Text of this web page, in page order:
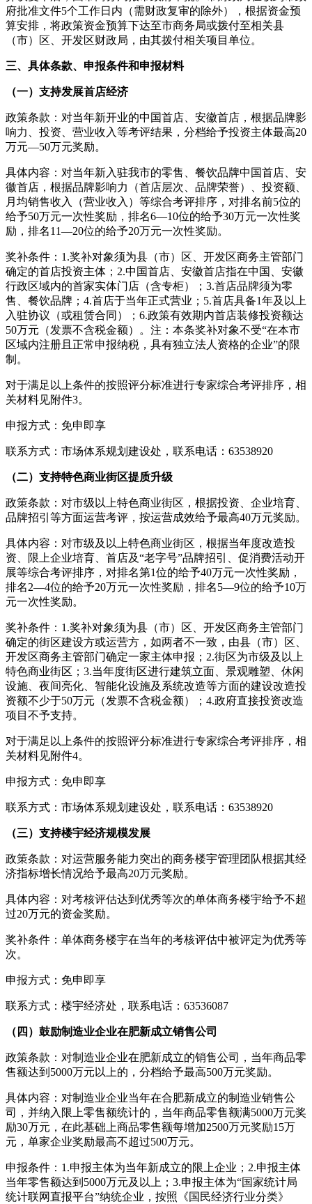
府批准文件5个工作日内（需财政复审的除外），根据资金预
算安排，将政策资金预算下达至市商务局或拨付至相关县
（市）区、开发区财政局，由其拨付相关项目单位。
三、具体条款、申报条件和申报材料
（一）支持发展首店经济
政策条款：对当年新开业的中国首店、安徽首店，根据品牌影
响力、投资、营业收入等考评结果，分档给予投资主体最高20
万元—50万元奖励。
具体内容：对当年新入驻我市的零售、餐饮品牌中国首店、安
徽首店，根据品牌影响力（首店层次、品牌荣誉）、投资额、
月均销售收入（营业收入）等综合考评排序，对排名前5位的
给予50万元一次性奖励，排名6—10位的给予30万元一次性奖
励，排名11—20位的给予20万元一次性奖励。
奖补条件：1.奖补对象须为县（市）区、开发区商务主管部门
确定的首店投资主体；2.中国首店、安徽首店指在中国、安徽
行政区域内的首家实体门店（含专柜）；3.首店品牌须为零
售、餐饮品牌；4.首店于当年正式营业；5.首店具备1年及以上
入驻协议（或租赁合同）；6.政策有效期内首店装修投资额达
50万元（发票不含税金额）。注：本条奖补对象不受“在本市
区域内注册且正常申报纳税，具有独立法人资格的企业”的限
制。
对于满足以上条件的按照评分标准进行专家综合考评排序，相
关材料见附件3。
申报方式：免申即享
联系方式：市场体系规划建设处，联系电话：63538920
（二）支持特色商业街区提质升级
政策条款：对市级以上特色商业街区，根据投资、企业培育、
品牌招引等方面运营考评，按运营成效给予最高40万元奖励。
具体内容：对市级及以上特色商业街区，根据当年度改造投
资、限上企业培育、首店及“老字号”品牌招引、促消费活动开
展等综合考评排序，对排名第1位的给予40万元一次性奖励，
排名2—4位的给予20万元一次性奖励，排名5—9位的给予10万
元一次性奖励。
奖补条件：1.奖补对象须为县（市）区、开发区商务主管部门
确定的街区建设方或运营方，如两者不一致，由县（市）区、
开发区商务主管部门确定一家主体申报；2.街区为市级及以上
特色商业街区；3.当年度街区进行建筑立面、景观雕塑、休闲
设施、夜间亮化、智能化设施及系统改造等方面的建设改造投
资额不少于50万元（发票不含税金额）；4.政府直接投资改造
项目不予支持。
对于满足以上条件的按照评分标准进行专家综合考评排序，相
关材料见附件4。
申报方式：免申即享
联系方式：市场体系规划建设处，联系电话：63538920
（三）支持楼宇经济规模发展
政策条款：对运营服务能力突出的商务楼宇管理团队根据其经
济指标增长情况给予最高20万元奖励。
具体内容：对考核评估达到优秀等次的单体商务楼宇给予不超
过20万元的资金奖励。
奖补条件：单体商务楼宇在当年的考核评估中被评定为优秀等
次。
申报方式：免申即享
联系方式：楼宇经济处，联系电话：63536087
（四）鼓励制造业企业在肥新成立销售公司
政策条款：对制造业企业在肥新成立的销售公司，当年商品零
售额达到5000万元以上的，分档给予最高500万元奖励。
具体内容：对制造业企业当年在合肥新成立的制造业销售公
司，并纳入限上零售额统计的，当年商品零售额满5000万元奖
励30万元，在此基础上商品零售额每增加2500万元奖励15万
元，单家企业奖励最高不超过500万元。
申报条件：1.申报主体为当年新成立的限上企业；2.申报主体
当年零售额达到5000万元及以上；3.申报主体为“国家统计局
统计联网直报平台”纳统企业，按照《国民经济行业分类》